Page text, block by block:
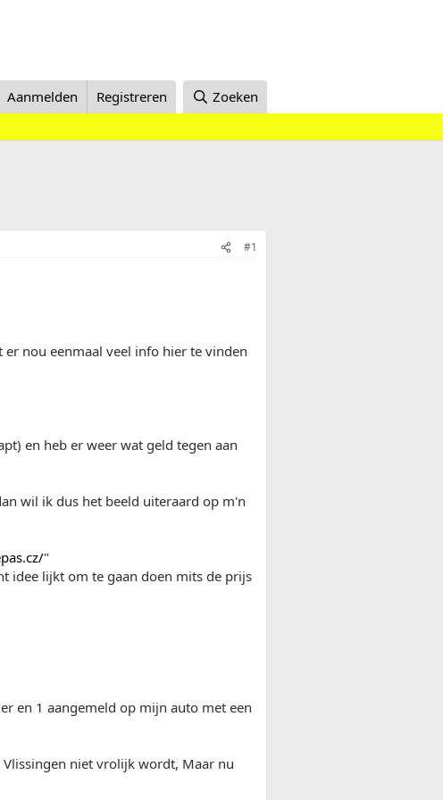
Aanmelden Registreren Zoeken
#1
nou eenmaal veel info hier te vinden
en heb er weer wat geld tegen aan
wil ik dus het beeld uiteraard op m'n
"
idee lijkt om te gaan doen mits de prijs
en 1 aangemeld op mijn auto met een
niet vrolijk wordt, Maar nu